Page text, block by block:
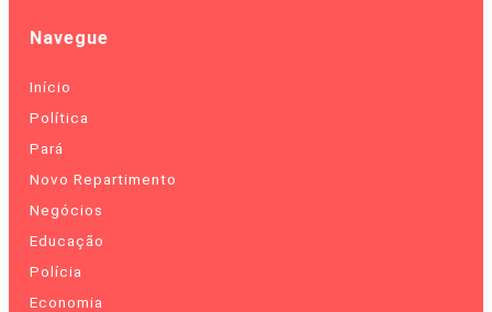
Navegue
Início
Política
Pará
Novo Repartimento
Negócios
Educação
Polícia
Economia